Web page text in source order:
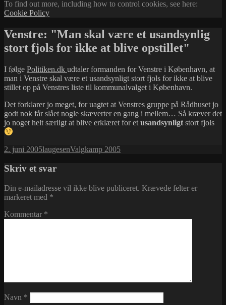
To find out more, including how to control cookies, see here:
Cookie Policy
Venstre: "Man skal være et usandsynlig
stort fjols for ikke at blive opstillet"
I følge Politiken.dk udtaler formanden for Venstre i København, at
man i Venstre skal være et usandsynligt stort fjols for ikke at blive
stillet op på Venstres liste til kommunalvalget i København.
Det forklarer jo meget, for uagtet at Venstres gruppe på Rådhuset jo
godt nok får slået nogle skæverter en gang i mellem… Så kræver det
jo noget helt særligt at blive erklæret for et usandsynligt stort fjols
Udgivet
2. juni 2005Forfatter
laugesenKategorier
Valgkamp 2005
Skriv et svar
Din e-mailadresse vil ikke blive publiceret. Krævede felter er
markeret med *
Kommentar *
Navn *